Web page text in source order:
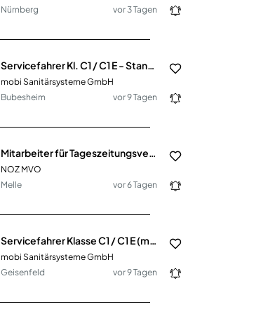
Nürnberg
vor 3 Tagen
Servicefahrer Kl. C1 / C1 E - Standort Günzburg (m/w/d)
mobi Sanitärsysteme GmbH
Bubesheim
vor 9 Tagen
NOZ MVO
Melle
vor 6 Tagen
Servicefahrer Klasse C1 / C1 E (m/w/d) - Standort Geisenfeld
mobi Sanitärsysteme GmbH
Geisenfeld
vor 9 Tagen